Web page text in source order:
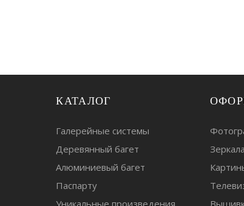
КАТАЛОГ
Галерейные системы
Деревянный багет
Алюминиевый багет
Паспарту
Зеркала